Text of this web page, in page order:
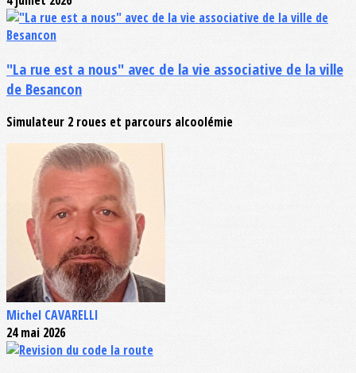
"La rue est a nous" avec de la vie associative de la ville
de Besancon
Simulateur 2 roues et parcours alcoolémie
Michel CAVARELLI
24 mai 2026